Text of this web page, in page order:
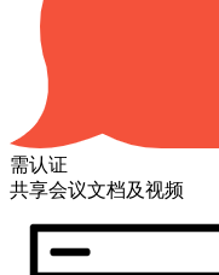
需认证
共享会议文档及视频